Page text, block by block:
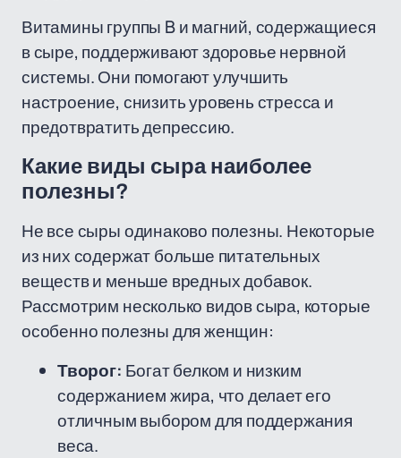
Витамины группы B и магний, содержащиеся
в сыре, поддерживают здоровье нервной
системы. Они помогают улучшить
настроение, снизить уровень стресса и
предотвратить депрессию.
Какие виды сыра наиболее
полезны?
Не все сыры одинаково полезны. Некоторые
из них содержат больше питательных
веществ и меньше вредных добавок.
Рассмотрим несколько видов сыра, которые
особенно полезны для женщин:
Творог: Богат белком и низким
содержанием жира, что делает его
отличным выбором для поддержания
веса.